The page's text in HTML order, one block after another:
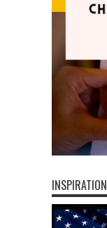
INSPIRATION